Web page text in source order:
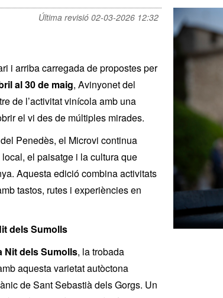
Última revisió 02-03-2026 12:32
i arriba carregada de propostes per
al 30 de maig, Avinyonet del
de l’activitat vinícola amb una
el vi des de múltiples mirades.
Penedès, el Microvi continua
el paisatge i la cultura que
Aquesta edició combina activitats
tastos, rutes i experiències en
dels Sumolls
Nit dels Sumolls, la trobada
aquesta varietat autòctona
de Sant Sebastià dels Gorgs. Un